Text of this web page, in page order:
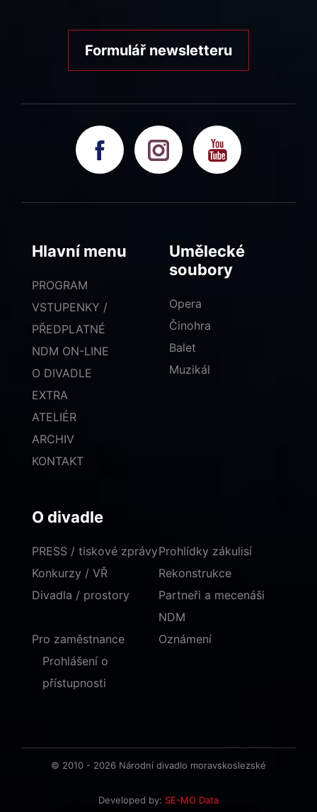
Formulář newsletteru
Hlavní menu
PROGRAM
VSTUPENKY /
PŘEDPLATNÉ
NDM ON-LINE
O DIVADLE
EXTRA
ATELIÉR
ARCHIV
KONTAKT
Umělecké
soubory
Opera
Činohra
Balet
Muzikál
O divadle
PRESS / tiskové zprávy
Konkurzy / VŘ
Divadla / prostory
Prohlídky zákulisí
Rekonstrukce
Partneři a mecenáši
NDM
Pro zaměstnance
Oznámení
Prohlášení o
přístupnosti
© 2010 - 2026 Národní divadlo moravskoslezské
Developed by: SE-MO Data